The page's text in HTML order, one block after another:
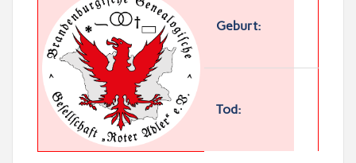
Geburt:
Tod: